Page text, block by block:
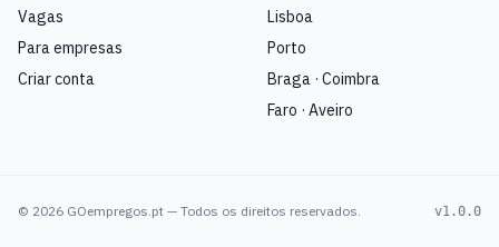
Vagas
Para empresas
Criar conta
Lisboa
Porto
Braga · Coimbra
Faro · Aveiro
© 2026 GOempregos.pt — Todos os direitos reservados. v1.0.0